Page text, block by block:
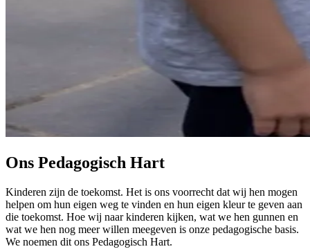
Ons Pedagogisch Hart
Kinderen zijn de toekomst. Het is ons voorrecht dat wij hen mogen
helpen om hun eigen weg te vinden en hun eigen kleur te geven aan
die toekomst. Hoe wij naar kinderen kijken, wat we hen gunnen en
wat we hen nog meer willen meegeven is onze pedagogische basis.
We noemen dit ons Pedagogisch Hart.